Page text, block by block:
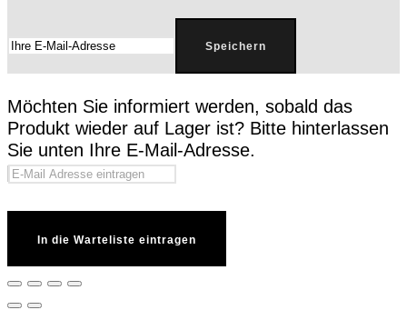
Speichern
Möchten Sie informiert werden, sobald das
Produkt wieder auf Lager ist? Bitte hinterlassen
Sie unten Ihre E-Mail-Adresse.
In die Warteliste eintragen